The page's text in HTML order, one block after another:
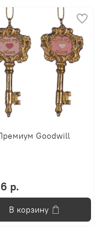
Goodwill
р.
В корзину